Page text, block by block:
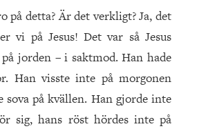
på detta? Är det verkligt? Ja, det
vi på Jesus! Det var så Jesus
jorden – i saktmod. Han hade
Han visste inte på morgonen
sova på kvällen. Han gjorde inte
sig, hans röst hördes inte på